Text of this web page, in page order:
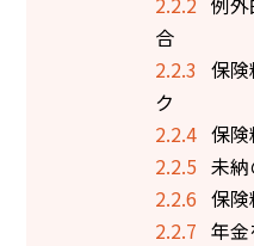
合
2.2.3 保
ク
2.2.4 保
2.2.5 未納
2.2.6 保
2.2.7 年